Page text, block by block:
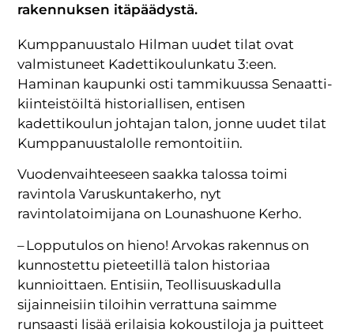
rakennuksen itäpäädystä.
Kumppanuustalo Hilman uudet tilat ovat
valmistuneet Kadettikoulunkatu 3:een.
Haminan kaupunki osti tammikuussa Senaatti-
kiinteistöiltä historiallisen, entisen
kadettikoulun johtajan talon, jonne uudet tilat
Kumppanuustalolle remontoitiin.
Vuodenvaihteeseen saakka talossa toimi
ravintola Varuskuntakerho, nyt
ravintolatoimijana on Lounashuone Kerho.
– Lopputulos on hieno! Arvokas rakennus on
kunnostettu pieteetillä talon historiaa
kunnioittaen. Entisiin, Teollisuuskadulla
sijainneisiin tiloihin verrattuna saimme
runsaasti lisää erilaisia kokoustiloja ja puitteet